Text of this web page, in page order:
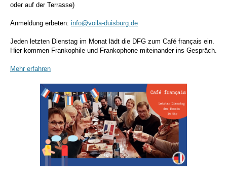
oder auf der Terrasse)
Anmeldung erbeten: info@voila-duisburg.de
Jeden letzten Dienstag im Monat lädt die DFG zum Café français ein.
Hier kommen Frankophile und Frankophone miteinander ins Gespräch.
Mehr erfahren